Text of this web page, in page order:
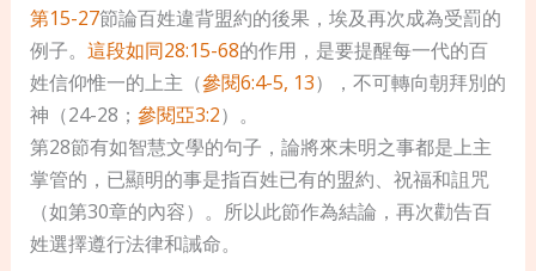
第15-27節論百姓違背盟約的後果，埃及再次成為受罰的
例子。 這段如同28:15-68的作用，是要提醒每一代的百
姓信仰惟一的上主（參閱6:4-5, 13），不可轉向朝拜別的
神（24-28； 參閱亞3:2）。
第28節有如智慧文學的句子，論將來未明之事都是上主
掌管的，已顯明的事是指百姓已有的盟約、祝福和詛咒
（如第30章的內容）。所以此節作為結論，再次勸告百
姓選擇遵行法律和誡命。